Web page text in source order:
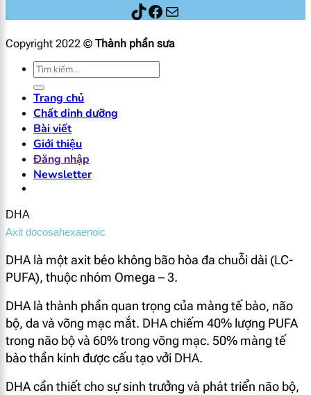
Thành phần sữaFacebook
Mail
Copyright 2022 © Thành phần sưa
Tìm
kiếm:
Trang chủ
Chất dinh dưỡng
Bài viết
Giới thiệu
Đăng nhập
Newsletter
DHA
Axit docosahexaenoic
DHA là một axit béo không bão hòa đa chuỗi dài (LC-
PUFA), thuộc nhóm Omega – 3.
DHA là thành phần quan trọng của màng tế bào, não
bộ, da và võng mạc mắt. DHA chiếm 40% lượng PUFA
trong não bộ và 60% trong võng mạc. 50% màng tế
bào thần kinh được cấu tạo vởi DHA.
DHA cần thiết cho sự sinh trưởng và phát triển não bộ,